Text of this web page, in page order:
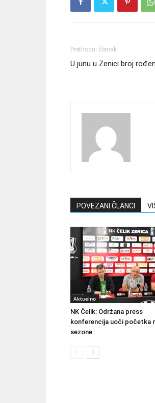
Prethodni članak
U junu u Zenici broj
POVEZANI ČLANCI
Aktuelno
NK Čelik: Održana press
konferencija uoči početka
sezone